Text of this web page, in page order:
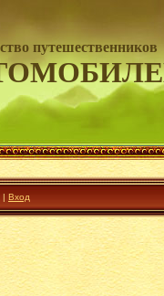
путешественников
| Вход